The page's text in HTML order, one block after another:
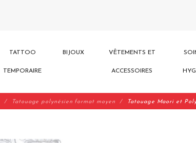
TATTOO
TEMPORAIRE
BIJOUX VÊTEMENTS ET
ACCESSOIRES
Tatouage polynésien format moyen Tatouage Maori et